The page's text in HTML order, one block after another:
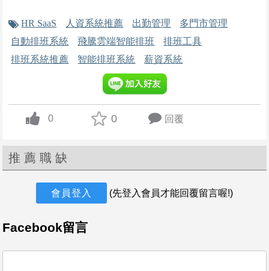
HR SaaS 人資系統推薦 出勤管理
多門市管理
自動排班系統
飛騰雲端智能排班
排班工具
排班系統推薦
智能排班系統 薪資系統
up vote
0 0 回覆
推薦職缺
會員登入 (先登入會員才能回覆留言喔!)
Facebook留言